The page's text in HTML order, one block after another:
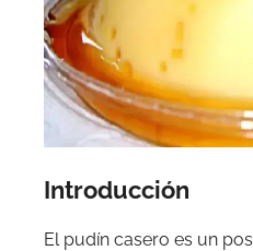
Introducción
El pudín casero es un